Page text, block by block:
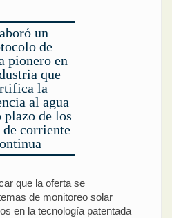
un
de
pionero en
que
la
al agua
plazo de los
de corriente
que la oferta se
de monitoreo solar
en la tecnología patentada